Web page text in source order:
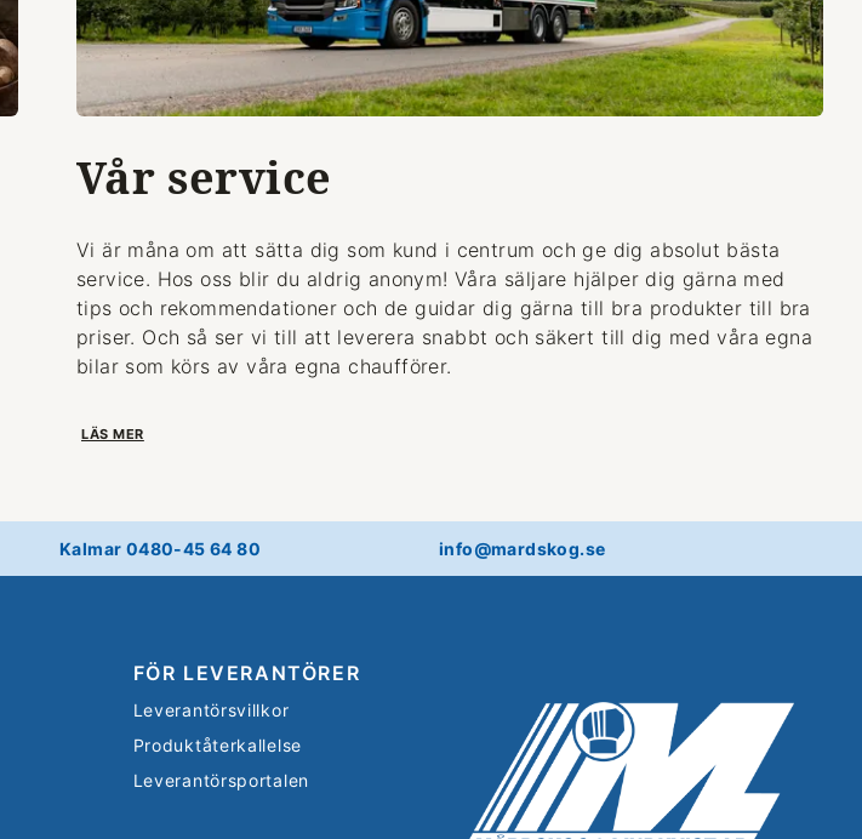
Vår service
Vi är måna om att sätta dig som kund i centrum och ge dig absolut bästa
service. Hos oss blir du aldrig anonym! Våra säljare hjälper dig gärna med
tips och rekommendationer och de guidar dig gärna till bra produkter till bra
priser. Och så ser vi till att leverera snabbt och säkert till dig med våra egna
bilar som körs av våra egna chaufförer.
LÄS MER
Kalmar 0480-45 64 80 info@mardskog.se
FÖR LEVERANTÖRER
Leverantörsvillkor
Produktåterkallelse
Leverantörsportalen